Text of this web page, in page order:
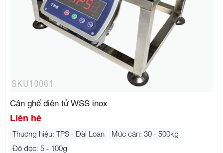
Cân ghế điện tử WSS inox
Liên hệ
Thương hiệu: TPS - Đài Loan
Mức cân: 30 - 500kg
Độ đọc: 5 - 100g